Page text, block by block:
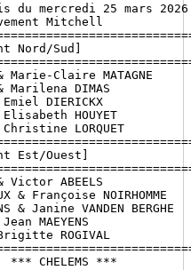
du mercredi 25 mars 2026
Mitchell
Nord/Sud]
Marie-Claire MATAGNE
Marilena DIMAS
DIERICKX
HOUYET
LORQUET
Est/Ouest]
Victor ABEELS
& Françoise NOIRHOMME
& Janine VANDEN BERGHE
MAEYENS
ROGIVAL
CHELEMS ***